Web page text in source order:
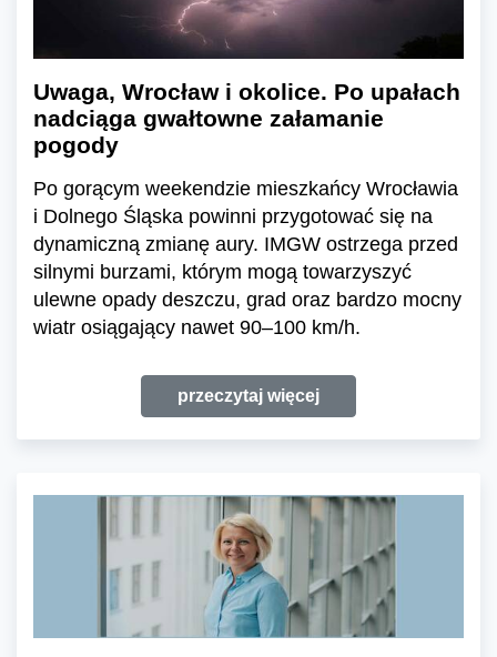
Uwaga, Wrocław i okolice. Po upałach
nadciąga gwałtowne załamanie
pogody
Po gorącym weekendzie mieszkańcy Wrocławia
i Dolnego Śląska powinni przygotować się na
dynamiczną zmianę aury. IMGW ostrzega przed
silnymi burzami, którym mogą towarzyszyć
ulewne opady deszczu, grad oraz bardzo mocny
wiatr osiągający nawet 90–100 km/h.
przeczytaj więcej